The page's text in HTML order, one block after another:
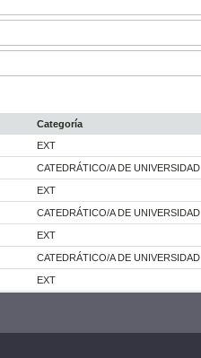
Categoría
EXT
CATEDRÁTICO/A DE UNIVERSIDAD
EXT
CATEDRÁTICO/A DE UNIVERSIDAD
EXT
CATEDRÁTICO/A DE UNIVERSIDAD
EXT